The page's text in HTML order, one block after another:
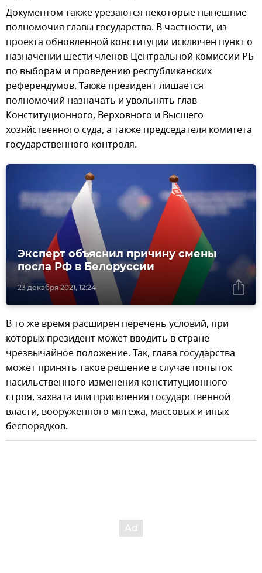
Документом также урезаются некоторые нынешние
полномочия главы государства. В частности, из
проекта обновленной конституции исключен пункт о
назначении шести членов Центральной комиссии РБ
по выборам и проведению республиканских
референдумов. Также президент лишается
полномочий назначать и увольнять глав
Конституционного, Верховного и Высшего
хозяйственного суда, а также председателя комитета
государственного контроля.
23 декабря 2021, 12:24
Эксперт объяснил причину смены
посла РФ в Белоруссии
В то же время расширен перечень условий, при
которых президент может вводить в стране
чрезвычайное положение. Так, глава государства
может принять такое решение в случае попыток
насильственного изменения конституционного
строя, захвата или присвоения государственной
власти, вооруженного мятежа, массовых и иных
беспорядков.